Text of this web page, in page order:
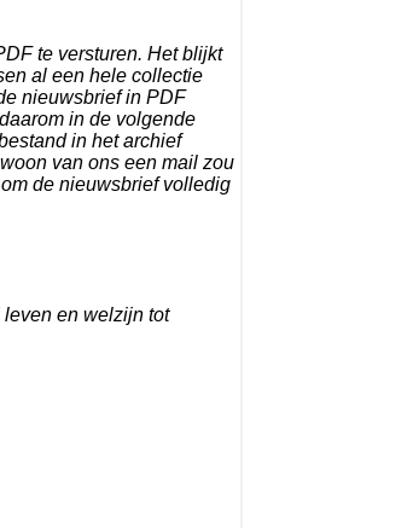
te versturen. Het blijkt
al een hele collectie
nieuwsbrief in PDF
in de volgende
in het archief
van ons een mail zou
de nieuwsbrief volledig
en welzijn tot